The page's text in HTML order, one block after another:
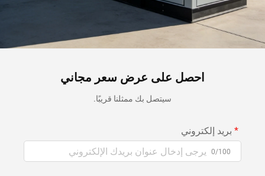
احصل على عرض سعر مجاني
سيتصل بك ممثلنا قريبًا.
بريد إلكتروني
0/100